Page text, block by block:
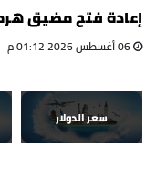
إعادة فتح مضيق
سعر الدولار